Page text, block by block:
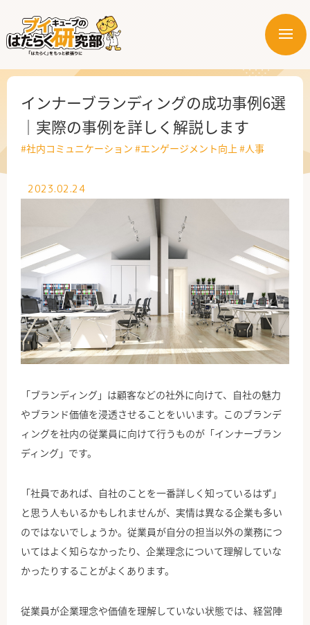
メ
ー
はたらく部署
はたらく課題
公式X
公式Facebook
インナーブランディングの成功事例6選
｜実際の事例を詳しく解説します
#社内コミュニケーション #エンゲージメント向上 #人事
2023.02.24
「ブランディング」は顧客などの社外に向けて、自社の魅力
やブランド価値を浸透させることをいいます。このブランデ
ィングを社内の従業員に向けて行うものが「インナーブラン
ディング」です。
「社員であれば、自社のことを一番詳しく知っているはず」
と思う人もいるかもしれませんが、実情は異なる企業も多い
のではないでしょうか。従業員が自分の担当以外の業務につ
いてはよく知らなかったり、企業理念について理解していな
かったりすることがよくあります。
従業員が企業理念や価値を理解していない状態では、経営陣